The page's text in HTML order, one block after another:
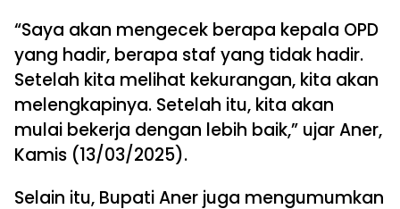
“Saya akan mengecek berapa kepala OPD
yang hadir, berapa staf yang tidak hadir.
Setelah kita melihat kekurangan, kita akan
melengkapinya. Setelah itu, kita akan
mulai bekerja dengan lebih baik,” ujar Aner,
Kamis (13/03/2025).
Selain itu, Bupati Aner juga mengumumkan